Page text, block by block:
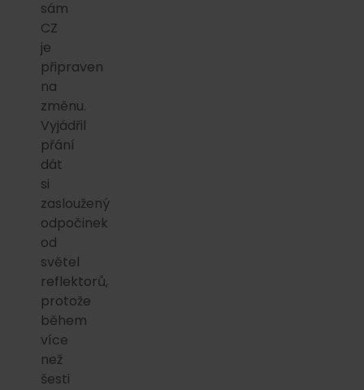
sám
CZ
je
připraven
na
změnu.
Vyjádřil
přání
dát
si
zasloužený
odpočinek
od
světel
reflektorů,
protože
během
více
než
šesti